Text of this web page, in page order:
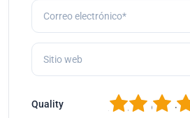
Quality 4
3
2